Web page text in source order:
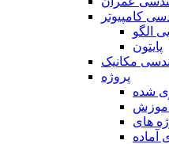
کامپیوتر
پایتون
مکانیک
پروژه
شده